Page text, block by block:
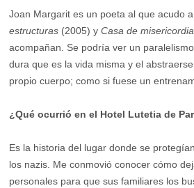
Joan Margarit es un poeta al que acudo
estructuras (2005) yCasa de
acompañan. Se podría ver un
dura que es la vida misma y el
propio cuerpo; como si fuese un
¿Qué ocurrió en el Hotel Lutetia de
Es la historia del lugar donde se
los nazis. Me conmovió conocer cómo
personales para que sus familiares los